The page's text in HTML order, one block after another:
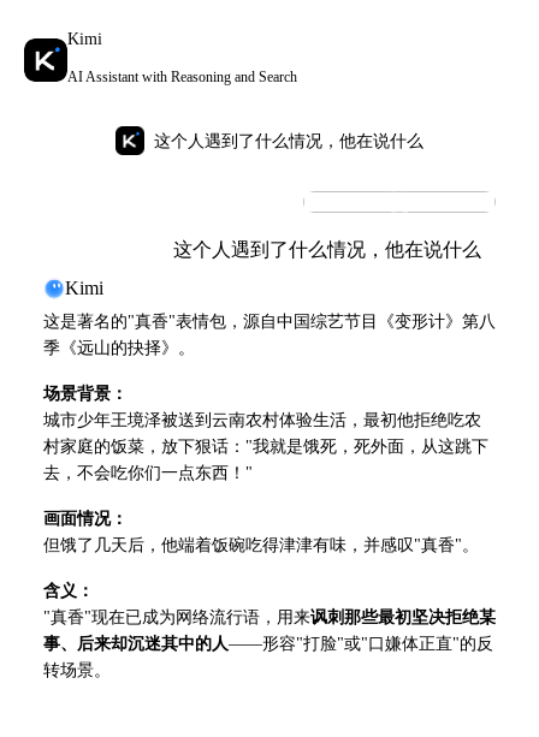
Kimi
AI Assistant with Reasoning and Search
这个人遇到了什么情况，他在说什么
这个人遇到了什么情况，他在说什么
Kimi
这是著名的"真香"表情包，源自中国综艺节目《变形计》第八
季《远山的抉择》。
场景背景：
城市少年王境泽被送到云南农村体验生活，最初他拒绝吃农
村家庭的饭菜，放下狠话："我就是饿死，死外面，从这跳下
去，不会吃你们一点东西！"
画面情况：
但饿了几天后，他端着饭碗吃得津津有味，并感叹"真香"。
含义：
"真香"现在已成为网络流行语，用来讽刺那些最初坚决拒绝某
事、后来却沉迷其中的人——形容"打脸"或"口嫌体正直"的反
转场景。